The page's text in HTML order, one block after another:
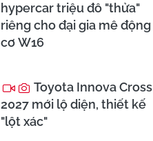
hypercar triệu đô "thửa"
riêng cho đại gia mê động
cơ W16
Toyota Innova Cross
2027 mới lộ diện, thiết kế
"lột xác"